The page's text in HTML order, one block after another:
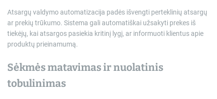
Atsargų valdymo automatizacija padės išvengti perteklinių atsargų
ar prekių trūkumo. Sistema gali automatiškai užsakyti prekes iš
tiekėjų, kai atsargos pasiekia kritinį lygį, ar informuoti klientus apie
produktų prieinamumą.
Sėkmės matavimas ir nuolatinis
tobulinimas